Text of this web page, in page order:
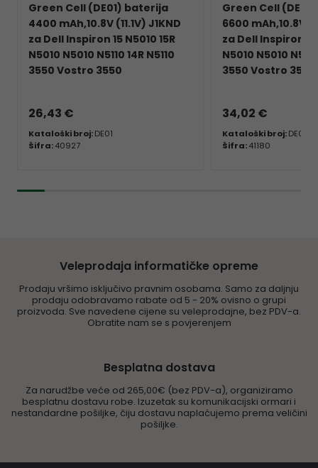
Green Cell (DE01) baterija
4400 mAh,10.8V (11.1V) J1KND
za Dell Inspiron 15 N5010 15R
N5010 N5010 N5110 14R N5110
3550 Vostro 3550
26,43 €
Kataloški broj:DE01
Šifra:40927
Green Cell
6600 mAh,10.8V
za Dell Inspiron 15
N5010 N5010
3550 Vostro 3550
34,02 €
Kataloški broj:DE02D
Šifra:41180
Veleprodaja informatičke opreme
Prodaju vršimo isključivo pravnim osobama. Samo za daljnju
prodaju odobravamo rabate od 5 - 20% ovisno o grupi
proizvoda. Sve navedene cijene su veleprodajne, bez PDV-a.
Obratite nam se s povjerenjem
Besplatna dostava
Za narudžbe veće od 265,00€ (bez PDV-a), organiziramo
besplatnu dostavu robe. Izuzetak su komunikacijski ormari i
nestandardne pošiljke, čiju dostavu naplaćujemo prema veličini
pošiljke.